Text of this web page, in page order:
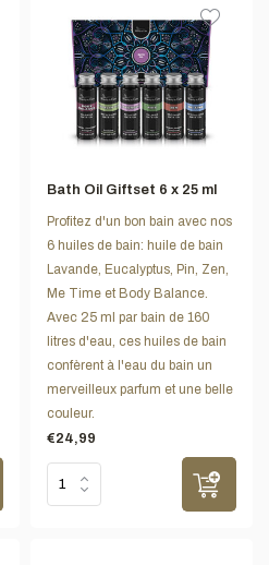
Bath Oil Giftset 6 x 25 ml
Profitez d'un bon bain avec nos
6 huiles de bain: huile de bain
Lavande, Eucalyptus, Pin, Zen,
Me Time et Body Balance.
Avec 25 ml par bain de 160
litres d'eau, ces huiles de bain
confèrent à l'eau du bain un
merveilleux parfum et une belle
couleur.
€24,99